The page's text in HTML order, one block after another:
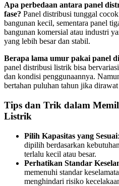
Apa perbedaan antara panel
fase? Panel distribusi tunggal
bangunan kecil, sementara panel
bangunan komersial atau industri
yang lebih besar dan stabil.
Berapa lama umur pakai panel
panel distribusi listrik bisa
dan kondisi penggunaannya.
bertahan puluhan tahun jika
Tips dan Trik dalam
Listrik
Pilih Kapasitas yang Sesuai
dipilih berdasarkan
terlalu kecil atau besar.
Perhatikan Standar
memenuhi standar
menghindari risiko